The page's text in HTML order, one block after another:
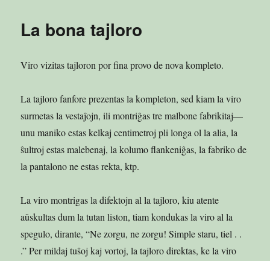
La bona tajloro
Viro vizitas tajloron por fina provo de nova kompleto.
La tajloro fanfore prezentas la kompleton, sed kiam la viro
surmetas la vestaĵojn, ili montriĝas tre malbone fabrikitaj—
unu maniko estas kelkaj centimetroj pli longa ol la alia, la
ŝultroj estas malebenaj, la kolumo flankeniĝas, la fabriko de
la pantalono ne estas rekta, ktp.
La viro montrigas la difektojn al la tajloro, kiu atente
aŭskultas dum la tutan liston, tiam kondukas la viro al la
spegulo, dirante, “Ne zorgu, ne zorgu! Simple staru, tiel . .
.” Per mildaj tuŝoj kaj vortoj, la tajloro direktas, ke la viro